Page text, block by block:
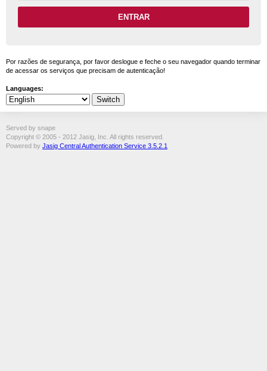
Por razões de segurança, por favor deslogue e feche o seu navegador quando terminar
de acessar os serviços que precisam de autenticação!
Languages:
Served by snape
Copyright © 2005 - 2012 Jasig, Inc. All rights reserved.
Powered by Jasig Central Authentication Service 3.5.2.1